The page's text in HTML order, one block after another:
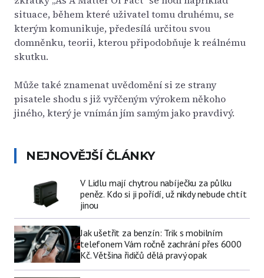
situace, během které uživatel tomu druhému, se
kterým komunikuje, předesílá určitou svou
domněnku, teorii, kterou připodobňuje k reálnému
skutku.
Může také znamenat uvědomění si ze strany
pisatele shodu s již vyřčeným výrokem někoho
jiného, který je vnímán jím samým jako pravdivý.
NEJNOVĚJŠÍ ČLÁNKY
V Lidlu mají chytrou nabíječku za půlku
peněz. Kdo si ji pořídí, už nikdy nebude chtít
jinou
Jak ušetřit za benzín: Trik s mobilním
telefonem Vám ročně zachrání přes 6000
Kč. Většina řidičů dělá pravý opak